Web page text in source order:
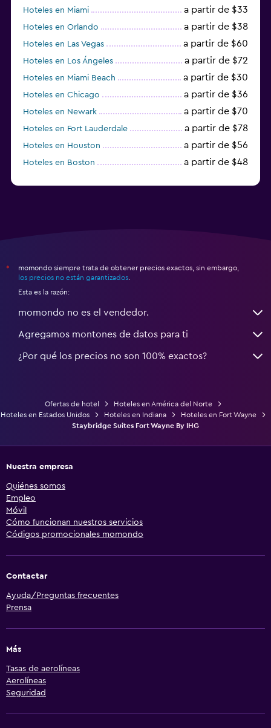
Hoteles en Miami a partir de $33
Hoteles en Orlando a partir de $38
Hoteles en Las Vegas a partir de $60
Hoteles en Los Ángeles a partir de $72
Hoteles en Miami Beach a partir de $30
Hoteles en Chicago a partir de $36
Hoteles en Newark a partir de $70
Hoteles en Fort Lauderdale a partir de $78
Hoteles en Houston a partir de $56
Hoteles en Boston a partir de $48
*
momondo siempre trata de obtener precios exactos, sin embargo,
los precios no están garantizados
Esta es la razón:
momondo no es el vendedor.
Agregamos montones de datos para ti
¿Por qué los precios no son 100% exactos?
Ofertas de hotel
Hoteles en América del Norte
Hoteles en Estados Unidos
Hoteles en Indiana
Hoteles en Fort Wayne
Staybridge Suites Fort Wayne By IHG
Nuestra empresa
Quiénes somos
Empleo
Móvil
Cómo funcionan nuestros servicios
Códigos promocionales momondo
Contactar
Ayuda/Preguntas frecuentes
Prensa
Más
Tasas de aerolíneas
Aerolíneas
Seguridad